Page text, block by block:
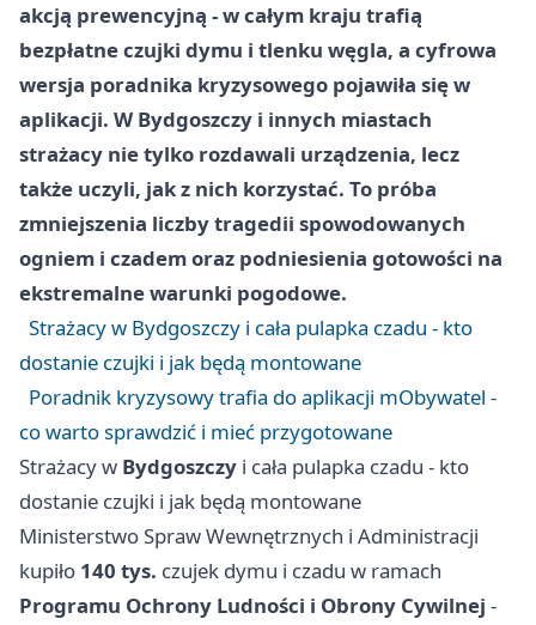
akcją prewencyjną - w całym kraju trafią
bezpłatne czujki dymu i tlenku węgla, a cyfrowa
wersja poradnika kryzysowego pojawiła się w
aplikacji. W Bydgoszczy i innych miastach
strażacy nie tylko rozdawali urządzenia, lecz
także uczyli, jak z nich korzystać. To próba
zmniejszenia liczby tragedii spowodowanych
ogniem i czadem oraz podniesienia gotowości na
ekstremalne warunki pogodowe.
Strażacy w Bydgoszczy i cała pulapka czadu - kto
dostanie czujki i jak będą montowane
Poradnik kryzysowy trafia do aplikacji mObywatel -
co warto sprawdzić i mieć przygotowane
Strażacy w Bydgoszczy i cała pulapka czadu - kto
dostanie czujki i jak będą montowane
Ministerstwo Spraw Wewnętrznych i Administracji
kupiło 140 tys. czujek dymu i czadu w ramach
Programu Ochrony Ludności i Obrony Cywilnej -